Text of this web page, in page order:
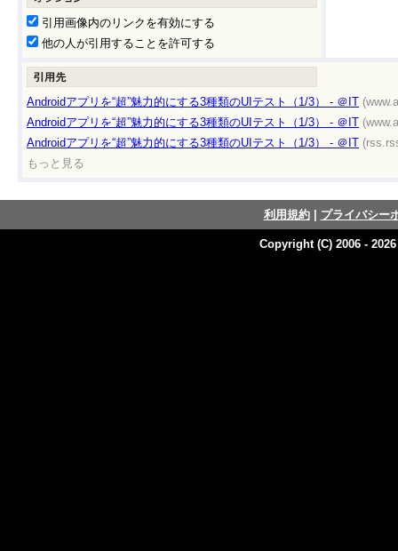
引用画像内のリンクを有効にする
他の人が引用することを許可する
Androidアプリを“超”魅力的にする3種類のUIテスト（1/3） - ＠IT
Androidアプリを“超”魅力的にする3種類のUIテスト（1/3） - ＠IT
Androidアプリを“超”魅力的にする3種類のUIテスト（1/3） - ＠IT
もっと見る
利用規約| プライバシー
Copyright (C) 2006 -